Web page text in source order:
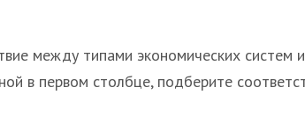
между типами экономических систем
в первом столбце, подберите